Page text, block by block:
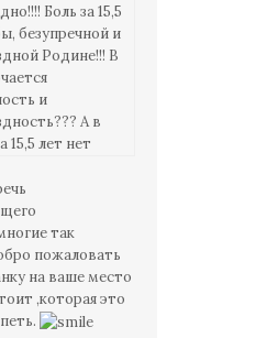
Боль за 15,5
безупречной и
Родине!!! В
и
А в
15,5 лет нет
в том что
за
службу
себе
нет
в виде
премии по
так
пожаловать
на ваше место
,которая это